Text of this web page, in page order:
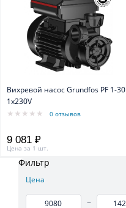
Вихревой насос Grundfos PF 1-30
1x230V
0 отзывов
9 081 ₽
Цена за 1 шт.
Фильтр
Цена
–